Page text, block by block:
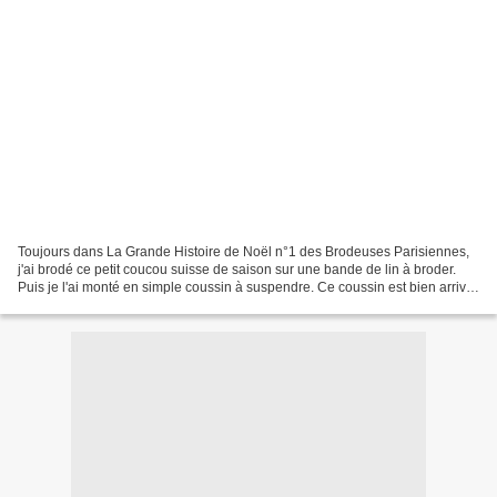
Toujours dans La Grande Histoire de Noël n°1 des Brodeuses Parisiennes,
j'ai brodé ce petit coucou suisse de saison sur une bande de lin à broder.
Puis je l'ai monté en simple coussin à suspendre. Ce coussin est bien arrivé